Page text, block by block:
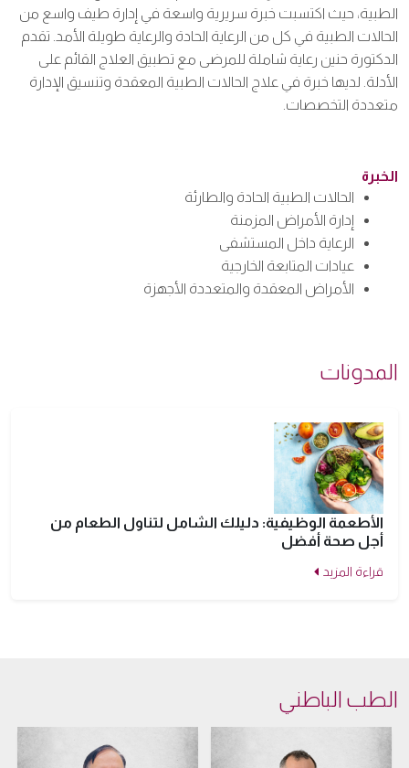
الطبية، حيث اكتسبت خبرة سريرية واسعة في إدارة طيف واسع من
الحالات الطبية في كل من الرعاية الحادة والرعاية طويلة الأمد. تقدم
الدكتورة حنين رعاية شاملة للمرضى مع تطبيق العلاج القائم على
الأدلة. لديها خبرة في علاج الحالات الطبية المعقدة وتنسيق الإدارة
متعددة التخصصات.
الخبرة
الحالات الطبية الحادة والطارئة
إدارة الأمراض المزمنة
الرعاية داخل المستشفى
عيادات المتابعة الخارجية
الأمراض المعقدة والمتعددة الأجهزة
المدونات
الأطعمة الوظيفية: دليلك الشامل لتناول الطعام من
أجل صحة أفضل
قراءة المزيد
الطب الباطني